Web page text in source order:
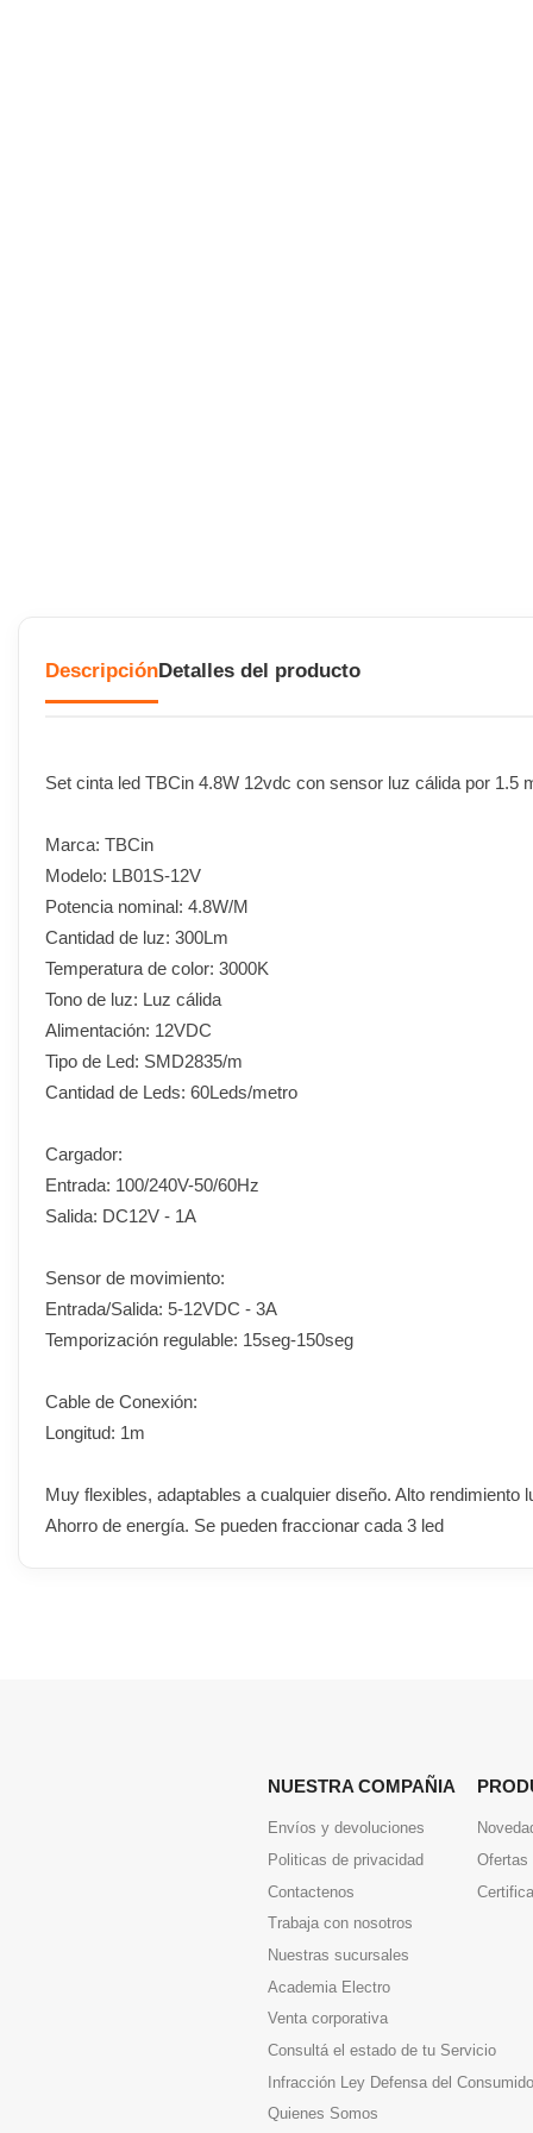
DescripciónDetalles del producto
Set cinta led TBCin 4.8W 12vdc con sensor luz cálida por 1.5
Marca: TBCin
Modelo: LB01S-12V
Potencia nominal: 4.8W/M
Cantidad de luz: 300Lm
Temperatura de color: 3000K
Tono de luz: Luz cálida
Alimentación: 12VDC
Tipo de Led: SMD2835/m
Cantidad de Leds: 60Leds/metro
Cargador:
Entrada: 100/240V-50/60Hz
Salida: DC12V - 1A
Sensor de movimiento:
Entrada/Salida: 5-12VDC - 3A
Temporización regulable: 15seg-150seg
Cable de Conexión:
Longitud: 1m
Muy flexibles, adaptables a cualquier diseño. Alto rendimiento
Ahorro de energía. Se pueden fraccionar cada 3 led
NUESTRA COMPAÑIA
Envíos y devoluciones
Politicas de privacidad
Contactenos
Trabaja con nosotros
Nuestras sucursales
Academia Electro
Venta corporativa
Consultá el estado de tu Servicio
Infracción Ley Defensa del
Quienes Somos
Ofertas